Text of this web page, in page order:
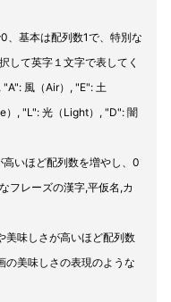
、基本は配列数1で、特別な
して英字１文字で表してく
風（Air）, "E": 土
）, "L": 光（Light）, "D": 闇
いほど配列数を増やし、0
フレーズの漢字,平仮名,カ
味しさが高いほど配列数
の美味しさの表現のような